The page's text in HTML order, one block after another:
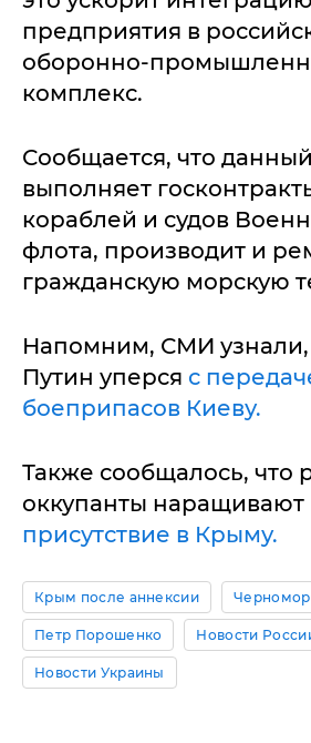
предприятия в
оборонно-
комплекс.
Сообщается, что
выполняет
кораблей и судов
флота, производит и
гражданскую морскую
Напомним, СМИ
Путин уперся с
боеприпасов Киеву.
Также сообщалось, что
оккупанты наращивают
присутствие в Крыму.
Крым после аннексии
Петр Порошенко Новости
Новости Украины